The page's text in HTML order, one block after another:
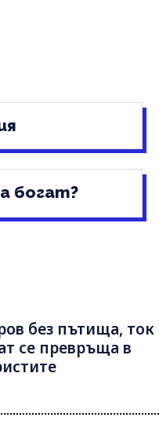
богат?
без пътища, ток
се превръща в